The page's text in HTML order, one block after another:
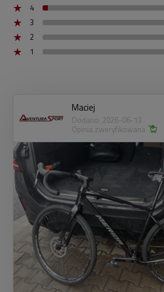
4
3
2
1
Maciej
Dodano: 2026-06-13
Opinia zweryfikowana